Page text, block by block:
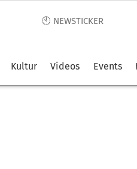
🕙 NEWSTICKER
Kultur Videos Events